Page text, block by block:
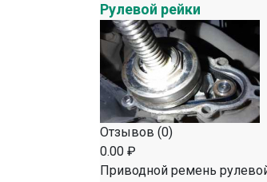
Рулевой рейки
Отзывов (0)
0.00 ₽
Приводной ремень